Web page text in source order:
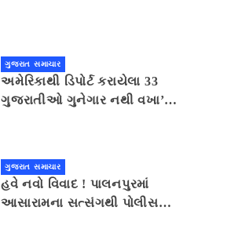
ગુજરાત સમાચાર
અમેરિકાથી ડિપોર્ટ કરાયેલા 33
ગુજરાતીઓ ગુનેગાર નથી વખા’ના
ગુજરાત સમાચાર
હવે નવો વિવાદ ! પાલનપુરમાં
આસારામના સત્સંગથી પોલીસ